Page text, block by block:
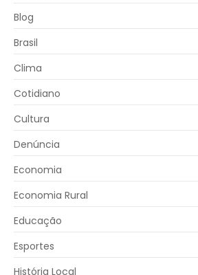
Blog
Brasil
Clima
Cotidiano
Cultura
Denúncia
Economia
Economia Rural
Educação
Esportes
História Local